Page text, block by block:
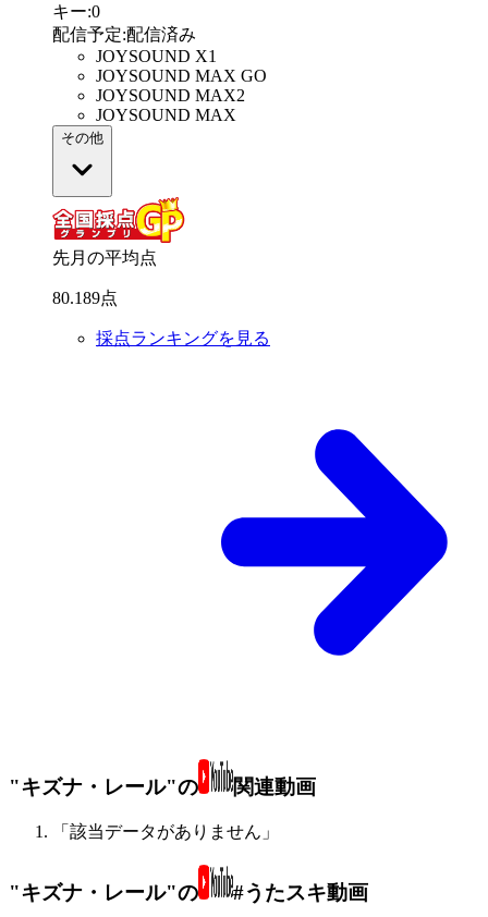
キー:0
配信予定:配信済み
JOYSOUND X1
JOYSOUND MAX GO
JOYSOUND MAX2
JOYSOUND MAX
その他
先月の平均点
80.189点
採点ランキングを見る
"キズナ・レール"の 関連動画
「該当データがありません」
"キズナ・レール"の #うたスキ動画